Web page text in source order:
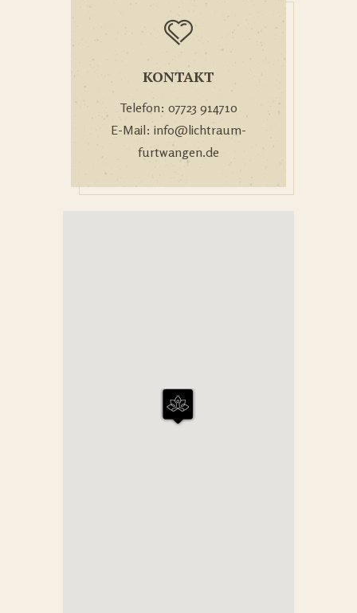
KONTAKT
Telefon: 07723 914710
E-Mail: info@lichtraum-
furtwangen.de